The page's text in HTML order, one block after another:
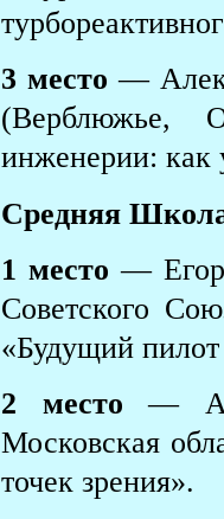
3 место —
(Верблюжье,
инженерии: как
Средняя
1 место —
Советского
«Будущий пилот
2 место —
Московская
точек зрения».